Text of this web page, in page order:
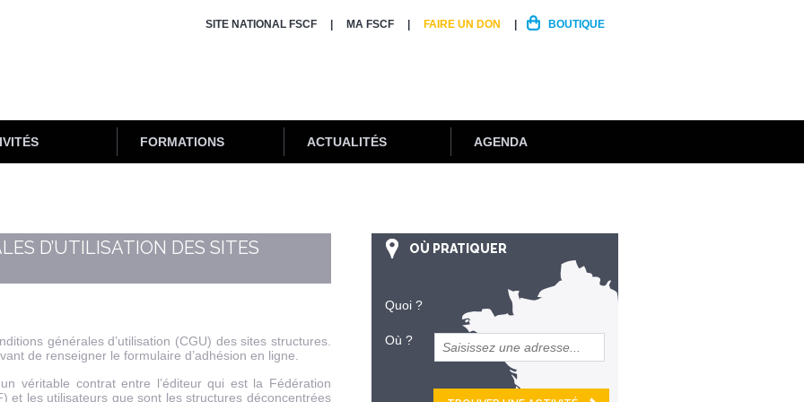
SITE NATIONAL FSCF MA FSCF FAIRE UN DON BOUTIQUE
FORMATIONS ACTUALITÉS AGENDA
D’UTILISATION DES SITES
générales d’utilisation (CGU) des sites structures.
de renseigner le formulaire d’adhésion en ligne.
véritable contrat entre l’éditeur qui est la Fédération
et les utilisateurs que sont les structures déconcentrées
OÙ PRATIQUER
Quoi ?
Où ?
et